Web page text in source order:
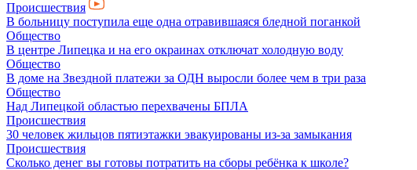
Происшествия
В больницу поступила еще одна отравившаяся бледной поганкой
Общество
В центре Липецка и на его окраинах отключат холодную воду
Общество
В доме на Звездной платежи за ОДН выросли более чем в три раза
Общество
Над Липецкой областью перехвачены БПЛА
Происшествия
30 человек жильцов пятиэтажки эвакуированы из-за замыкания
Происшествия
Сколько денег вы готовы потратить на сборы ребёнка к школе?